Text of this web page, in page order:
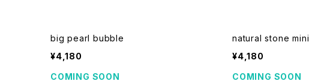
big pearl bubble
¥4,180
COMING SOON
natural stone mini
¥4,180
COMING SOON